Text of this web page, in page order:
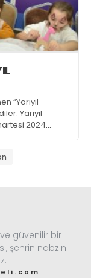
“Yarıyıl
Yarıyıl
2024
güvenilir bir
şehrin nabzını